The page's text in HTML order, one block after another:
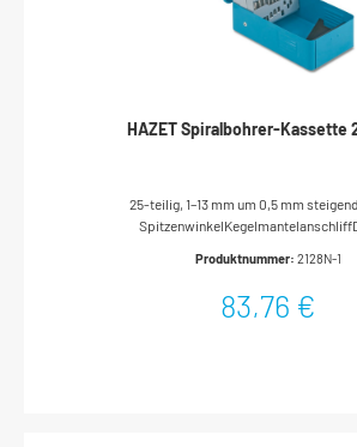
HAZET Spiralbohrer-Kassette
25-teilig, 1–13 mm um 0,5 mm steigendHSS118°
Produktnummer: 2128N-1
83,76 €